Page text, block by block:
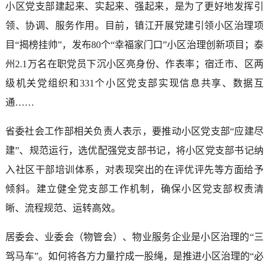
小区党支部建起来、实起来、强起来，是为了更好地发挥引
领、协调、服务作用。目前，镇江开展党建引领小区治理项
目“揭榜挂帅”，发布80个“幸福家门口”小区治理创新项目；泰
州2.1万名在职党员下沉小区亮身份、作表率；宿迁市、区两
级机关党组织和331个小区党支部实现信息共享、数据互
通……
省委社会工作部相关负责人表示，要推动小区党支部“应建尽
建”、规范运行，选优配强党支部书记，将小区党支部书记纳
入社区干部培训体系，对表现突出的在评优评先等方面给予
倾斜。建立健全党支部工作机制，确保小区党支部权责清
晰、流程规范、运转高效。
居委会、业委会（物管会）、物业服务企业是小区治理的“三
驾马车”。如何将各方力量拧成一股绳，是推进小区治理的“必